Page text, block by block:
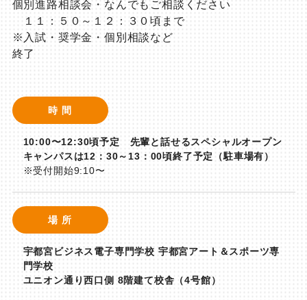
個別進路相談会・なんでもご相談ください
１１：５０～１２：３０頃まで
※入試・奨学金・個別相談など
終了
時 間
10:00〜12:30頃予定 先輩と話せるスペシャルオープン
キャンパスは12：30～13：00頃終了予定（駐車場有）
※受付開始9:10〜
場 所
宇都宮ビジネス電子専門学校 宇都宮アート＆スポーツ専
門学校
ユニオン通り西口側 8階建て校舎（4号館）